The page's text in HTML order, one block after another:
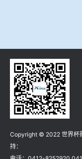
Copyright © 2022 世界
持：